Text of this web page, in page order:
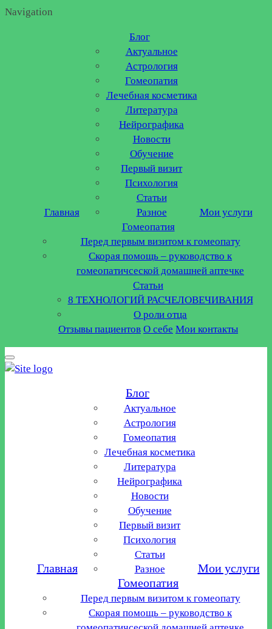
Navigation
Главная
Блог
Актуальное
Астрология
Гомеопатия
Лечебная косметика
Литература
Нейрографика
Новости
Обучение
Первый визит
Психология
Статьи
Разное
Мои услуги
Гомеопатия
Перед первым визитом к гомеопату
Скорая помощь – руководство к
гомеопатичсеской домашней аптечке
Статьи
8 ТЕХНОЛОГИЙ РАСЧЕЛОВЕЧИВАНИЯ
О роли отца
Отзывы пациентов О себе Мои контакты
Главная
Блог
Актуальное
Астрология
Гомеопатия
Лечебная косметика
Литература
Нейрографика
Новости
Обучение
Первый визит
Психология
Статьи
Разное
Мои услуги
Гомеопатия
Перед первым визитом к гомеопату
Скорая помощь – руководство к